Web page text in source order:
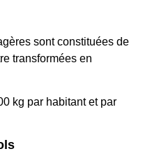
sont constituées de
transformées en
kg par habitant et par